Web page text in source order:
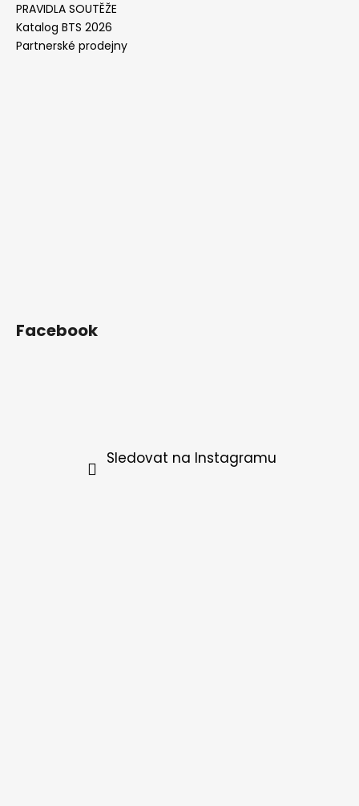
PRAVIDLA SOUTĚŽE
Katalog BTS 2026
Partnerské prodejny
Facebook
Sledovat na Instagramu